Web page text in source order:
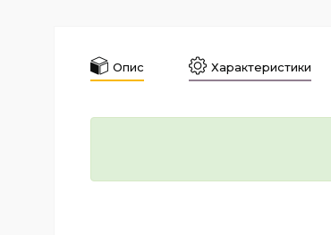
Опис Характеристики